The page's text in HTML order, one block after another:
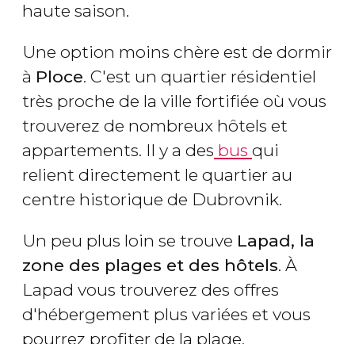
haute saison.
Une option moins chère est de dormir
à Ploce. C'est un quartier résidentiel
très proche de la ville fortifiée où vous
trouverez de nombreux hôtels et
appartements. Il y a des bus qui
relient directement le quartier au
centre historique de Dubrovnik.
Un peu plus loin se trouve Lapad, la
zone des plages et des hôtels. À
Lapad vous trouverez des offres
d'hébergement plus variées et vous
pourrez profiter de la plage.